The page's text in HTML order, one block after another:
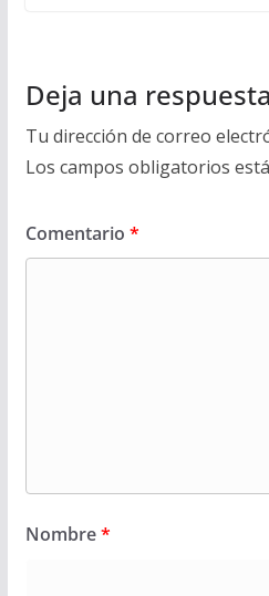
Deja una respuesta
Tu dirección de correo
Los campos obligatorios
Comentario *
Nombre*